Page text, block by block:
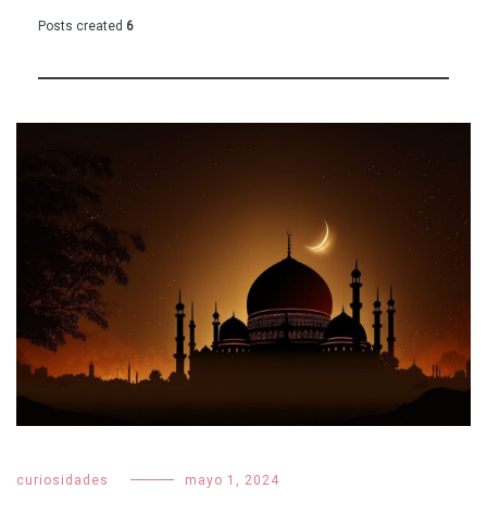
Posts created 6
curiosidades mayo 1, 2024